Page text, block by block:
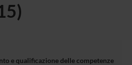
e qualificazione delle competenze